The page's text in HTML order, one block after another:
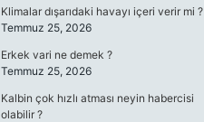
Klimalar dışarıdaki havayı içeri verir mi ?
Temmuz 25, 2026
Erkek vari ne demek ?
Temmuz 25, 2026
Kalbin çok hızlı atması neyin habercisi
olabilir ?